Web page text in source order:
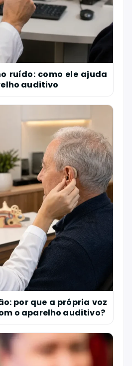
ruído: como ele ajuda
auditivo
por que a própria voz
o aparelho auditivo?